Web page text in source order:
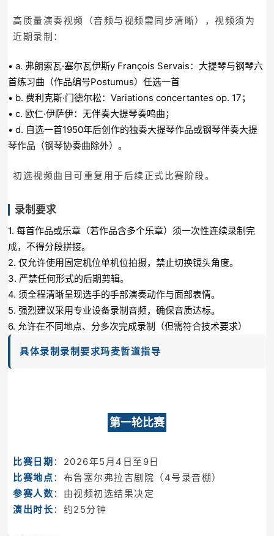
高质量演奏视频（音频与视频需同步清晰），视频须为
近期录制：
• a. 弗朗索瓦·塞尔瓦伊斯y François Servais：大提琴与钢琴六
首练习曲（作品编号Postumus）任选一首
• b. 费利克斯·门德尔松：Variations concertantes op. 17；
• c. 欧仁·伊萨伊：无伴奏大提琴奏鸣曲；
• d. 自选一首1950年后创作的独奏大提琴作品或钢琴伴奏大提
琴作品（钢琴协奏曲除外）。
初选视频曲目可重复用于后续正式比赛阶段。
录制要求
1. 每首作品或乐章（若作品含多个乐章）须一次性连续录制完
成，不得分段拼接。
2. 仅允许使用固定机位单机位拍摄，禁止切换镜头角度。
3. 严禁任何形式的后期剪辑。
4. 须全程清晰呈现选手的手部演奏动作与面部表情。
5. 强烈建议采用专业设备录制音频，确保音质达标。
6. 允许在不同地点、分多次完成录制（但需符合技术要求）
具体录制录制要求玛麦哲道指导
第一轮比赛
比赛日期：2026年5月4日至9日
比赛地点：布鲁塞尔弗拉吉剧院（4号录音棚）
参赛人数：由视频初选结果决定
演出时长：约25分钟